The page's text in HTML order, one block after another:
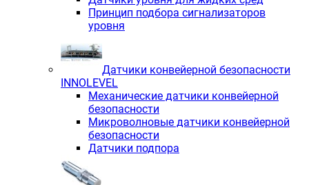
Принцип подбора сигнализаторов
уровня
Датчики конвейерной безопасности
INNOLEVEL
Механические датчики конвейерной
безопасности
Микроволновые датчики конвейерной
безопасности
Датчики подпора